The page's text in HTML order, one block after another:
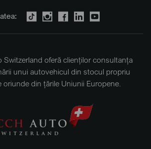
Switzerland oferă clienților consultanța
unui autovehicul din stocul propriu
oriunde din țările Uniunii Europene.